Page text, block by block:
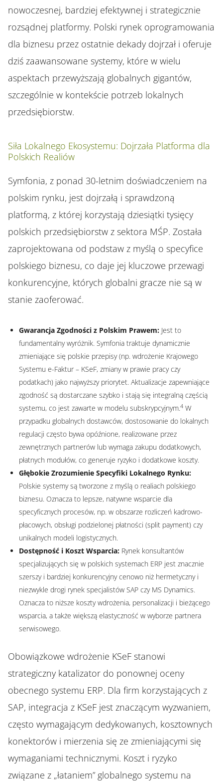
nowoczesnej, bardziej efektywnej i strategicznie
rozsądnej platformy. Polski rynek oprogramowania
dla biznesu przez ostatnie dekady dojrzał i oferuje
dziś zaawansowane systemy, które w wielu
aspektach przewyższają globalnych gigantów,
szczególnie w kontekście potrzeb lokalnych
przedsiębiorstw.
Siła Lokalnego Ekosystemu: Dojrzała Platforma dla
Polskich Realiów
Symfonia, z ponad 30-letnim doświadczeniem na
polskim rynku, jest dojrzałą i sprawdzoną
platformą, z której korzystają dziesiątki tysięcy
polskich przedsiębiorstw z sektora MŚP. Została
zaprojektowana od podstaw z myślą o specyfice
polskiego biznesu, co daje jej kluczowe przewagi
konkurencyjne, których globalni gracze nie są w
stanie zaoferować.
Gwarancja Zgodności z Polskim Prawem: Jest to
fundamentalny wyróżnik. Symfonia traktuje dynamicznie
zmieniające się polskie przepisy (np. wdrożenie Krajowego
Systemu e-Faktur – KSeF, zmiany w prawie pracy czy
podatkach) jako najwyższy priorytet. Aktualizacje zapewniające
zgodność są dostarczane szybko i stają się integralną częścią
systemu, co jest zawarte w modelu subskrypcyjnym.4 W
przypadku globalnych dostawców, dostosowanie do lokalnych
regulacji często bywa opóźnione, realizowane przez
zewnętrznych partnerów lub wymaga zakupu dodatkowych,
płatnych modułów, co generuje ryzyko i dodatkowe koszty.
Głębokie Zrozumienie Specyfiki Lokalnego Rynku:
Polskie systemy są tworzone z myślą o realiach polskiego
biznesu. Oznacza to lepsze, natywne wsparcie dla
specyficznych procesów, np. w obszarze rozliczeń kadrowo-
płacowych, obsługi podzielonej płatności (split payment) czy
unikalnych modeli logistycznych.
Dostępność i Koszt Wsparcia: Rynek konsultantów
specjalizujących się w polskich systemach ERP jest znacznie
szerszy i bardziej konkurencyjny cenowo niż hermetyczny i
niezwykle drogi rynek specjalistów SAP czy MS Dynamics.
Oznacza to niższe koszty wdrożenia, personalizacji i bieżącego
wsparcia, a także większą elastyczność w wyborze partnera
serwisowego.
Obowiązkowe wdrożenie KSeF stanowi
strategiczny katalizator do ponownej oceny
obecnego systemu ERP. Dla firm korzystających z
SAP, integracja z KSeF jest znaczącym wyzwaniem,
często wymagającym dedykowanych, kosztownych
konektorów i mierzenia się ze zmieniającymi się
wymaganiami technicznymi. Koszt i ryzyko
związane z „łataniem” globalnego systemu na